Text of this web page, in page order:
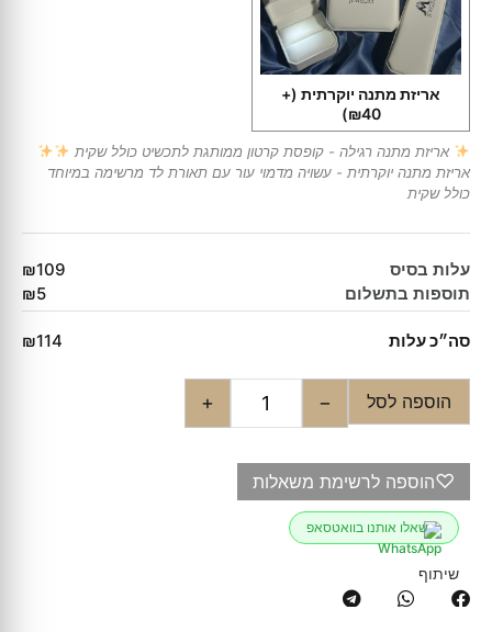
אריזת מתנה יוקרתית (+
₪40)
אריזת מתנה רגילה - קופסת קרטון ממותגת לתכשיט כולל שקית
אריזת מתנה יוקרתית - עשויה מדמוי עור עם תאורת לד מרשימה במיוחד
כולל שקית
עלות בסיס
₪109
תוספות בתשלום
₪5
סה״כ עלות ₪114
−
+ הוספה לסל
♡הוספה לרשימת משאלות
שאלו אותנו בוואטסאפ
שיתוף